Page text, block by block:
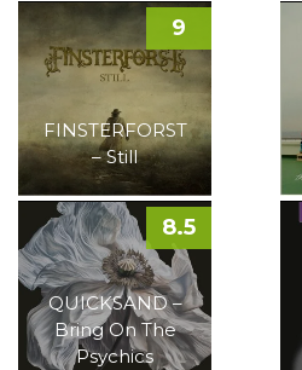
FINSTERFORST
– Still
9
QUICKSAND –
Bring On The
Psychics
8.5